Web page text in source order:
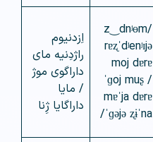
/z‿dnʲɵm
rɐʐˈdʲenʲɪjə
moj dɐrɐ
ˈɡoj muʂ /
mɐˈja dɐrɐ
ˈɡəjə ʐɨˈna/
اِزدنیوم
راژدِنیه مای
داراگوی موژ
/ مایا
داراگایا ژِنا